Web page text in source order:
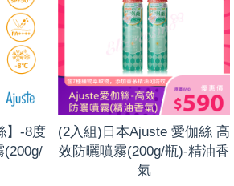
】-8度
(200g/
(2入組)日本Ajuste 愛伽絲 高
效防曬噴霧(200g/瓶)-精油香
氣